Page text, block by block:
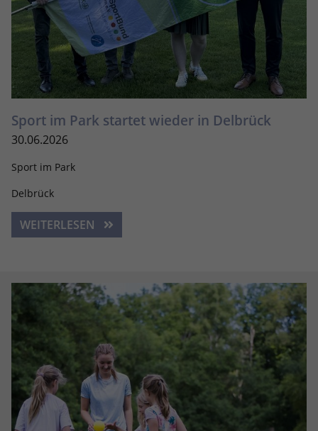
Sport im Park startet wieder in Delbrück
30.06.2026
Sport im Park
Delbrück
WEITERLESEN